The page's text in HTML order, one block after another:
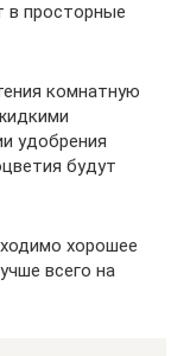
в просторные
комнатную
удобрения
будут
хорошее
всего на